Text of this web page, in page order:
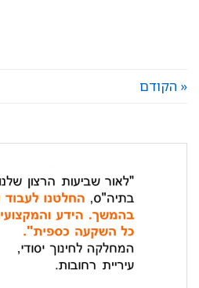
« הקודם